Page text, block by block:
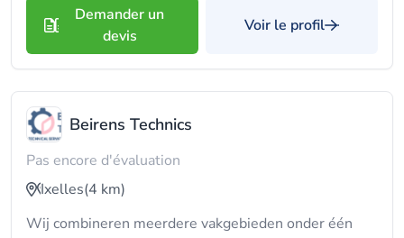
Demander un
devis
Voir le profil
Beirens Technics
Pas encore d'évaluation
Ixelles(4 km)
Wij combineren meerdere vakgebieden onder één